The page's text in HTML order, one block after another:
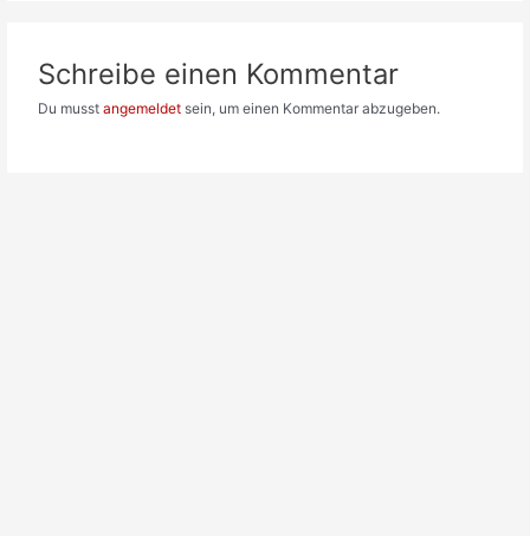
Schreibe einen Kommentar
Du musstangemeldet sein, um einen Kommentar abzugeben.